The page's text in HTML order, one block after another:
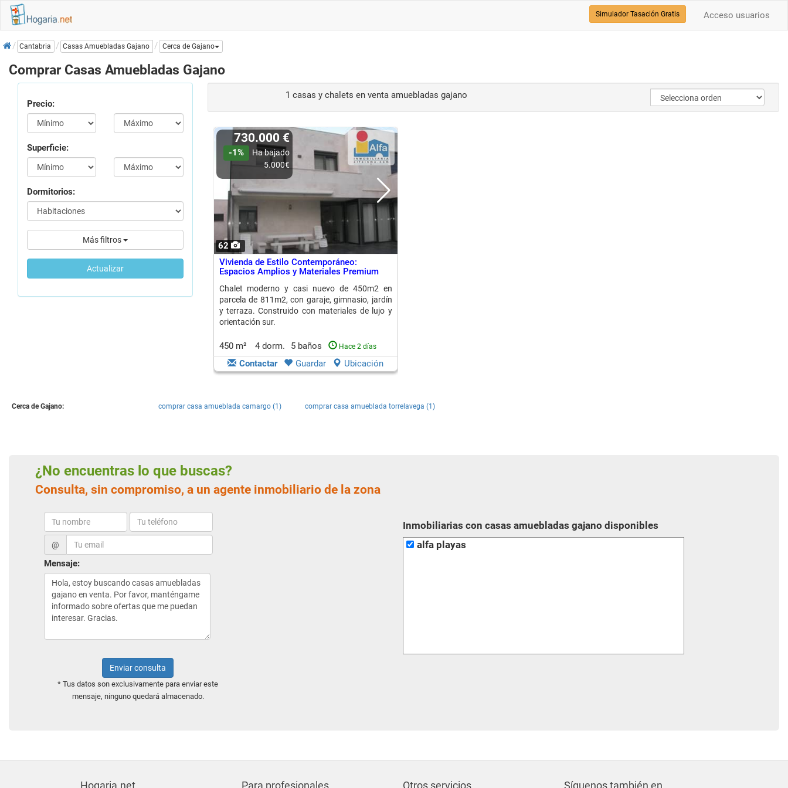
Acceso usuarios
Simulador Tasación Gratis
InicioCantabria Casas Amuebladas Gajano Cerca de Gajano
Comprar Casas Amuebladas Gajano
Precio:
Superficie:
Dormitorios:
Más filtros
Actualizar
1 casas y chalets en venta amuebladas gajano
62
730.000 €
-1%
Ha bajado
5.000€
Vivienda de Estilo Contemporáneo:
Espacios Amplios y Materiales Premium
Chalet moderno y casi nuevo de 450m2 en
parcela de 811m2, con garaje, gimnasio, jardín
y terraza. Construido con materiales de lujo y
orientación sur.
450 m² 4 dorm. 5 baños Hace 2 días
Contactar Guardar Ubicación
Cerca de Gajano: comprar casa amueblada camargo (1) comprar casa amueblada torrelavega (1)
¿No encuentras lo que buscas?
Consulta, sin compromiso, a un agente inmobiliario de la zona
@
Mensaje:
Enviar consulta
* Tus datos son exclusivamente para enviar este
mensaje, ninguno quedará almacenado.
Inmobiliarias con casas amuebladas gajano disponibles
alfa playas
Hogaria.net Para profesionales Otros servicios Síguenos también en